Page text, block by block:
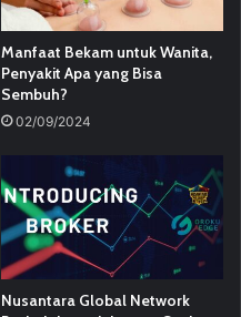
Manfaat Bekam untuk Wanita,
Penyakit Apa yang Bisa
Sembuh?
02/09/2024
Nusantara Global Network